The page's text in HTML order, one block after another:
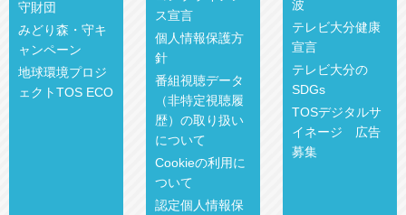
守財団
みどり森・守キ
ャンペーン
地球環境プロジ
ェクトTOS ECO
ス宣言
個人情報保護方
針
番組視聴データ
（非特定視聴履
歴）の取り扱い
について
Cookieの利用に
ついて
認定個人情報保
波
テレビ大分健康
宣言
テレビ大分の
SDGs
TOSデジタルサ
イネージ 広告
募集